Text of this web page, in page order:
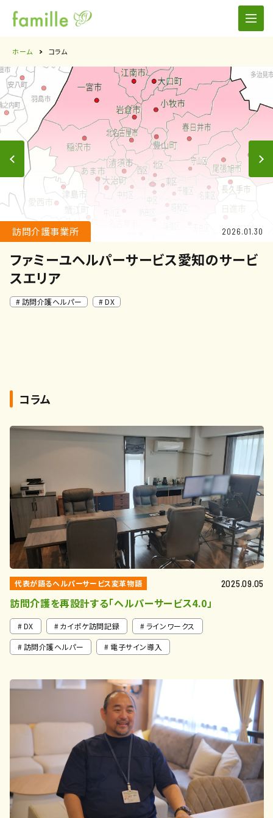
ホーム コラム
訪問介護事業所
ファミーユヘルパーサービス愛知のサービ
スエリア
訪問介護ヘルパー DX
2026.01.30
コラム
代表が語るヘルパーサービス変革物語 2025.09.05
訪問介護を再設計する「ヘルパーサービス4.0」
DX カイポケ訪問記録
ラインワークス
訪問介護ヘルパー
電子サイン導入